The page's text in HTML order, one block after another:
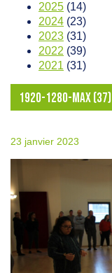
2025 (14)
2024 (23)
2023 (31)
2022 (39)
2021 (31)
1920-1280-MAX (37)
23 janvier 2023